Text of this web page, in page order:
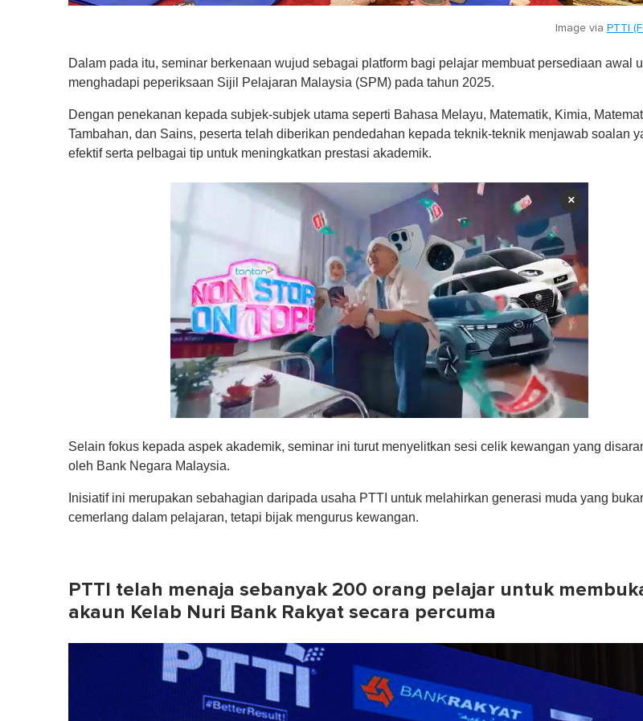
Image via PTTI
Dalam pada itu, seminar berkenaan wujud sebagai platform bagi pelajar membuat persediaan awal
menghadapi peperiksaan Sijil Pelajaran Malaysia (SPM) pada tahun 2025.
Dengan penekanan kepada subjek-subjek utama seperti Bahasa Melayu, Matematik, Kimia,
Tambahan, dan Sains, peserta telah diberikan pendedahan kepada teknik-teknik menjawab soalan
efektif serta pelbagai tip untuk meningkatkan prestasi akademik.
×
e
c
d
s
o
n
u
t
,
0
V
o
Selain fokus kepada aspek akademik, seminar ini turut menyelitkan sesi celik kewangan yang
oleh Bank Negara Malaysia.
Inisiatif ini merupakan sebahagian daripada usaha PTTI untuk melahirkan generasi muda yang
cemerlang dalam pelajaran, tetapi bijak mengurus kewangan.
PTTI telah menaja sebanyak 200 orang pelajar untuk
akaun Kelab Nuri Bank Rakyat secara percuma